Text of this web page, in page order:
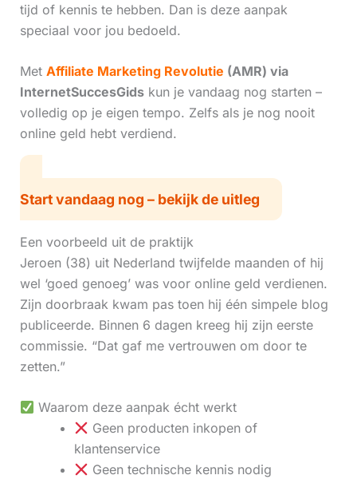
tijd of kennis te hebben. Dan is deze aanpak
speciaal voor jou bedoeld.
Met Affiliate Marketing Revolutie (AMR) via
InternetSuccesGidskun je vandaag nog starten –
volledig op je eigen tempo. Zelfs als je nog nooit
online geld hebt verdiend.
Start vandaag nog – bekijk de uitleg
Een voorbeeld uit de praktijk
Jeroen (38) uit Nederland twijfelde maanden of hij
wel ‘goed genoeg’ was voor online geld verdienen.
Zijn doorbraak kwam pas toen hij één simpele blog
publiceerde. Binnen 6 dagen kreeg hij zijn eerste
commissie. “Dat gaf me vertrouwen om door te
zetten.”
Waarom deze aanpak écht werkt
Geen producten inkopen of
klantenservice
Geen technische kennis nodig